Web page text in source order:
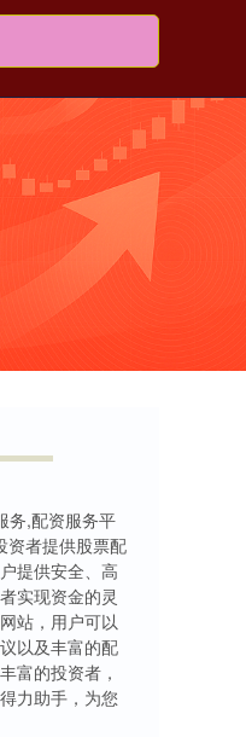
务,配资服务平
资者提供股票配
提供安全、高
实现资金的灵
站，用户可以
以及丰富的配
富的投资者，
力助手，为您